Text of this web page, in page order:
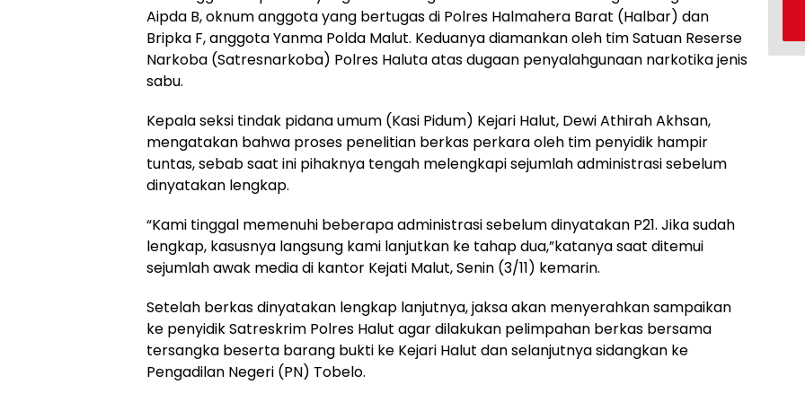
Aipda B, oknum anggota yang bertugas di Polres Halmahera Barat (Halbar) dan
Bripka F, anggota Yanma Polda Malut. Keduanya diamankan oleh tim Satuan Reserse
Narkoba (Satresnarkoba) Polres Haluta atas dugaan penyalahgunaan narkotika jenis
sabu.
Kepala seksi tindak pidana umum (Kasi Pidum) Kejari Halut, Dewi Athirah Akhsan,
mengatakan bahwa proses penelitian berkas perkara oleh tim penyidik hampir
tuntas, sebab saat ini pihaknya tengah melengkapi sejumlah administrasi sebelum
dinyatakan lengkap.
“Kami tinggal memenuhi beberapa administrasi sebelum dinyatakan P21. Jika sudah
lengkap, kasusnya langsung kami lanjutkan ke tahap dua,”katanya saat ditemui
sejumlah awak media di kantor Kejati Malut, Senin (3/11) kemarin.
Setelah berkas dinyatakan lengkap lanjutnya, jaksa akan menyerahkan sampaikan
ke penyidik Satreskrim Polres Halut agar dilakukan pelimpahan berkas bersama
tersangka beserta barang bukti ke Kejari Halut dan selanjutnya sidangkan ke
Pengadilan Negeri (PN) Tobelo.